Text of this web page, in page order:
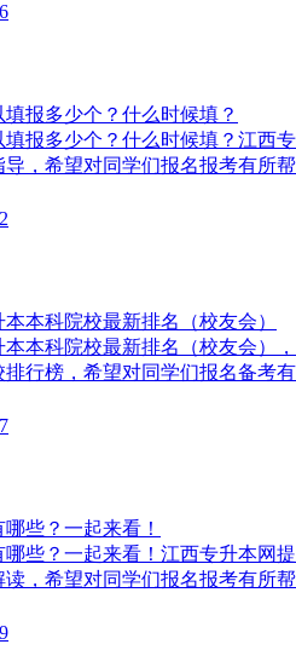
报多少个？什么时候填？
报多少个？什么时候填？江西专
，希望对同学们报名报考有所帮
本科院校最新排名（校友会）
本科院校最新排名（校友会），
行榜，希望对同学们报名备考有
些？一起来看！
些？一起来看！江西专升本网提
，希望对同学们报名报考有所帮